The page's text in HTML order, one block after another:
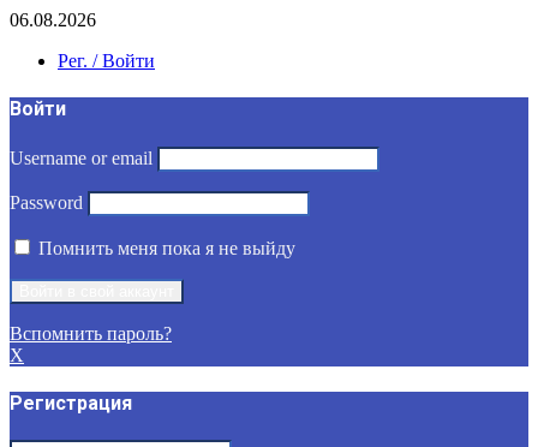
06.08.2026
Рег. / Войти
Войти
Username or email
Password
Помнить меня пока я не выйду
Вспомнить пароль?
X
Регистрация